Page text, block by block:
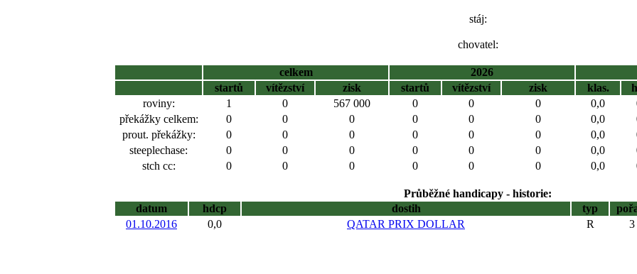
stáj:
chovatel:
celkem
2026
startů
vítězství zisk startů vítězství zisk klas.
roviny:
1 0 567 000 0 0 0 0,0
překážky celkem:
0 0 0 0 0 0 0,0
prout. překážky:
0 0 0 0 0 0 0,0
steeplechase:
0 0 0 0 0 0 0,0
stch cc:
0 0 0 0 0 0 0,0
Průběžné handicapy - historie:
datum
hdcp dostih typ
01.10.2016
0,0 QATAR PRIX DOLLAR R 3